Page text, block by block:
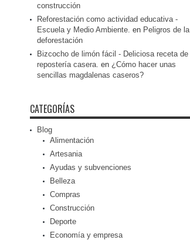
construcción
Reforestación como actividad educativa -
Escuela y Medio Ambiente. en Peligros de la
deforestación
Bizcocho de limón fácil - Deliciosa receta de
repostería casera. en ¿Cómo hacer unas
sencillas magdalenas caseros?
CATEGORÍAS
Blog
Alimentación
Artesania
Ayudas y subvenciones
Belleza
Compras
Construcción
Deporte
Economía y empresa